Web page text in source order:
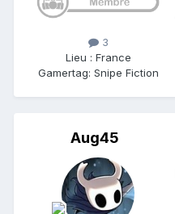
3
Lieu : France
Gamertag: Snipe Fiction
Aug45